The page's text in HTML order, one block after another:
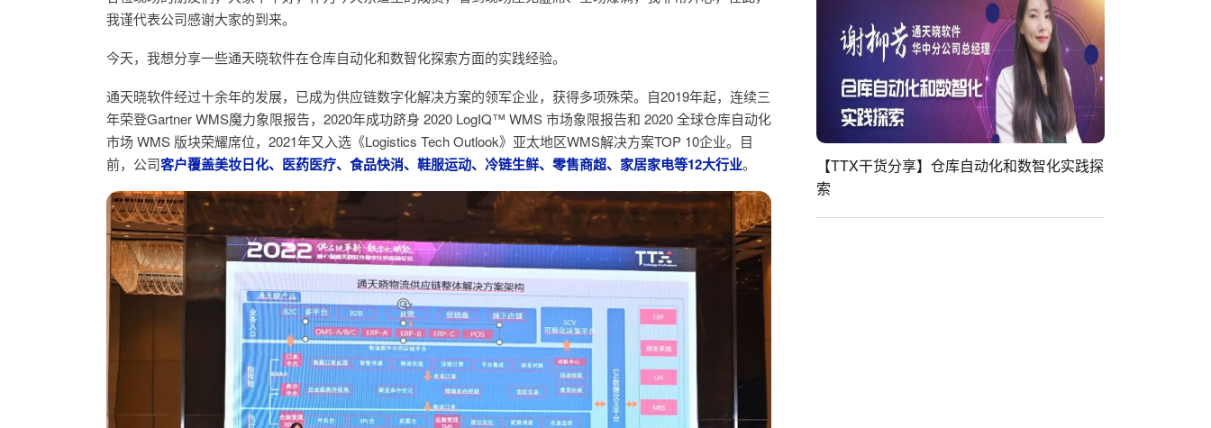
我谨代表公司感谢大家的到来。
今天，我想分享一些通天晓软件在仓库自动化和数智化探索方面的实践经验。
通天晓软件经过十余年的发展，已成为供应链数字化解决方案的领军企业，获得多项殊荣。自2019年起，连续三
年荣登Gartner WMS魔力象限报告，2020年成功跻身 2020 LogIQ™ WMS 市场象限报告和 2020 全球仓库自动化
市场 WMS 版块荣耀席位，2021年又入选《Logistics Tech Outlook》亚太地区WMS解决方案TOP 10企业。目
前，公司客户覆盖美妆日化、医药医疗、食品快消、鞋服运动、冷链生鲜、零售商超、家居家电等12大行业。
【TTX干货分享】仓库自动化和数智化实践探
索